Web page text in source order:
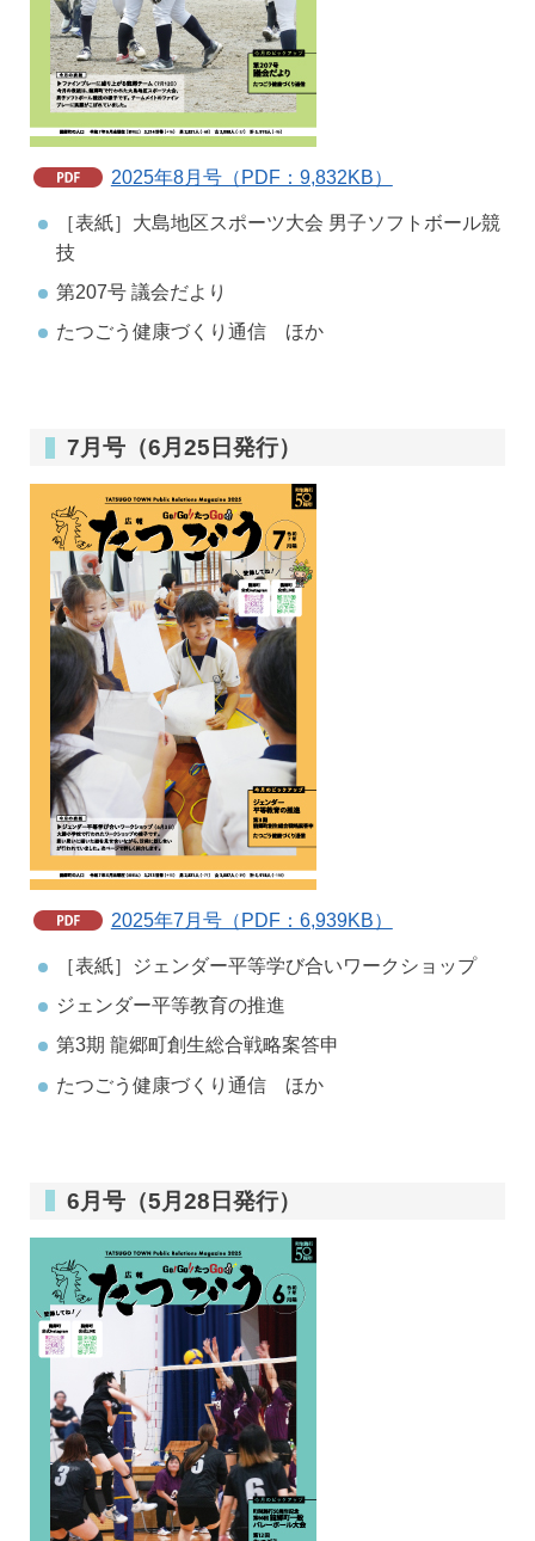
2025年8月号（PDF：9,832KB）
［表紙］大島地区スポーツ大会 男子ソフトボール競
技
第207号 議会だより
たつごう健康づくり通信 ほか
7月号（6月25日発行）
2025年7月号（PDF：6,939KB）
［表紙］ジェンダー平等学び合いワークショップ
ジェンダー平等教育の推進
第3期 龍郷町創生総合戦略案答申
たつごう健康づくり通信 ほか
6月号（5月28日発行）